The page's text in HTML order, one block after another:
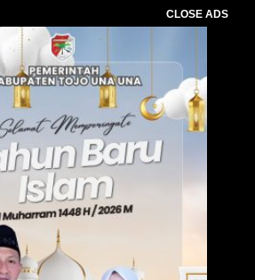
CLOSE ADS